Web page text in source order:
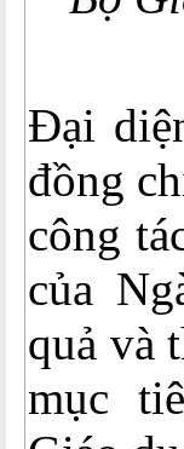
Đại
đồng
công
của
quả và
mục